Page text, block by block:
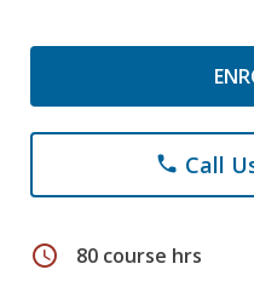
phone Call
schedule 80 course hrs